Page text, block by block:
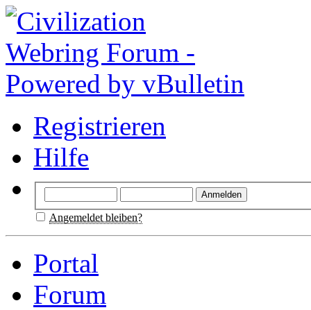
Registrieren
Hilfe
Angemeldet bleiben?
Portal
Forum